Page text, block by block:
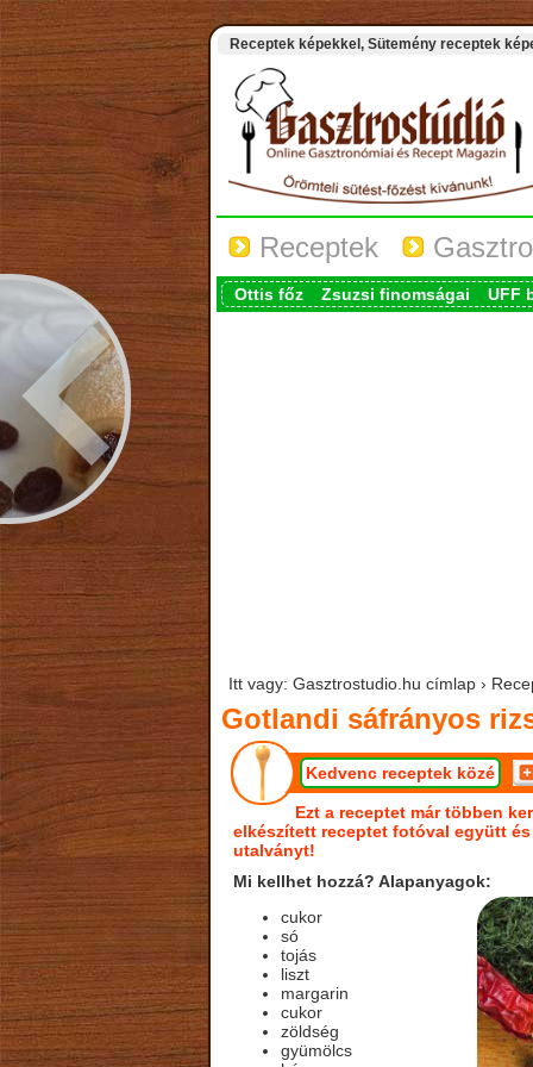
Receptek képekkel, Sütemény receptek
Receptek
Ottis főz Zsuzsi finomságai UFF
Itt vagy: Gasztrostudio.hu címlap ›
Gotlandi sáfrányos
Kedvenc receptek közé
Ezt a receptet már többen
elkészített receptet fotóval együtt
utalványt!
Mi kellhet hozzá? Alapanyagok:
cukor
só
tojás
liszt
margarin
cukor
zöldség
gyümölcs